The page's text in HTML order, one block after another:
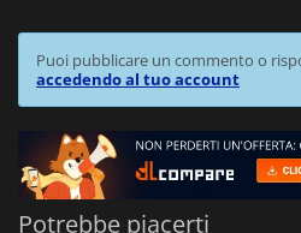
Puoi pubblicare un commento o
accedendo al tuo account
Potrebbe piacerti